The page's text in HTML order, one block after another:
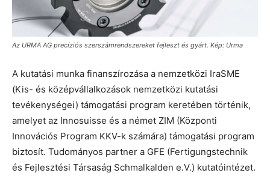
Az URMA AG precíziós szerszámrendszereket fejleszt és gyárt. Kép: Urma
A kutatási munka finanszírozása a nemzetközi IraSME
(Kis- és középvállalkozások nemzetközi kutatási
tevékenységei) támogatási program keretében történik,
amelyet az Innosuisse és a német ZIM (Központi
Innovációs Program KKV-k számára) támogatási program
biztosít. Tudományos partner a GFE (Fertigungstechnik
és Fejlesztési Társaság Schmalkalden e.V.) kutatóintézet.